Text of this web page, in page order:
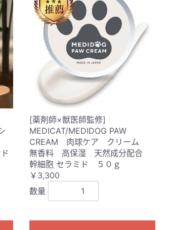
[薬剤師×獣医師監修]
MEDICAT/MEDIDOG PAW
CREAM 肉球ケア クリーム
無香料 高保湿 天然成分配合
幹細胞 セラミド ５０ｇ
￥3,300
数量